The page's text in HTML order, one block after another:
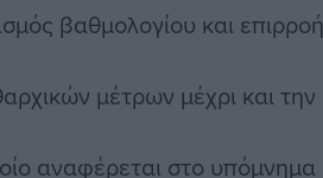
βαθμολογίου και
μέτρων μέχρι και
αναφέρεται στο υπόμνημα